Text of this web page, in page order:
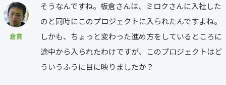
倉貫
そうなんですね。板倉さんは、ミロクさんに入社した
のと同時にこのプロジェクトに入られたんですよね。
しかも、ちょっと変わった進め方をしているところに
途中から入られたわけですが、このプロジェクトはど
ういうふうに目に映りましたか？